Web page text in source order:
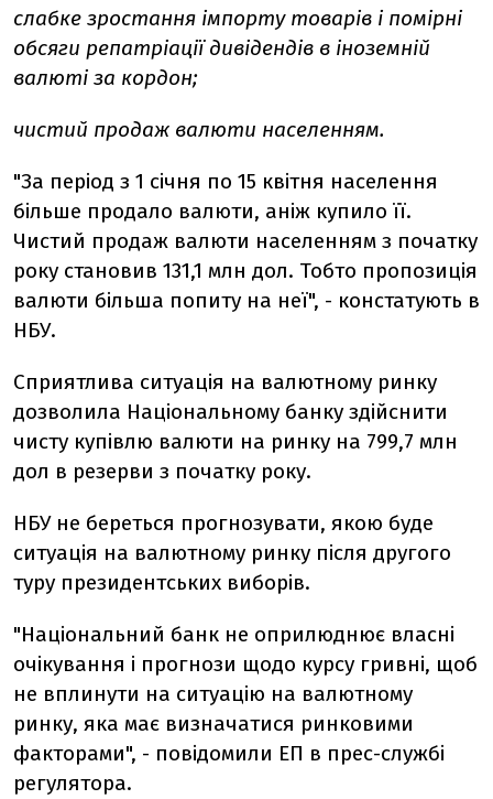
слабке зростання імпорту товарів і помірні
обсяги репатріації дивідендів в іноземній
валюті за кордон;
чистий продаж валюти населенням.
"За період з 1 січня по 15 квітня населення
більше продало валюти, аніж купило її.
Чистий продаж валюти населенням з початку
року становив 131,1 млн дол. Тобто пропозиція
валюти більша попиту на неї", - констатують в
НБУ.
Сприятлива ситуація на валютному ринку
дозволила Національному банку здійснити
чисту купівлю валюти на ринку на 799,7 млн
дол в резерви з початку року.
НБУ не береться прогнозувати, якою буде
ситуація на валютному ринку після другого
туру президентських виборів.
"Національний банк не оприлюднює власні
очікування і прогнози щодо курсу гривні, щоб
не вплинути на ситуацію на валютному
ринку, яка має визначатися ринковими
факторами", - повідомили ЕП в прес-службі
регулятора.